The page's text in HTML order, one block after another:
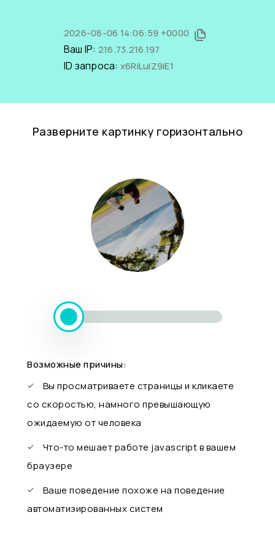
2026-08-06 14:06:59 +0000
Ваш IP: 216.73.216.197
ID запроса: x6RiLulZ9iE1
Разверните картинку горизонтально
Возможные причины:
Вы просматриваете страницы и кликаете
со скоростью, намного превышающую
ожидаемую от человека
Что-то мешает работе javascript в вашем
браузере
Ваше поведение похоже на поведение
автоматизированных систем